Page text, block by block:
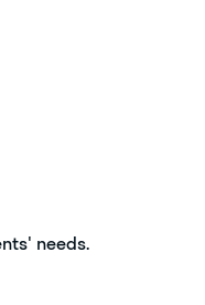
needs.